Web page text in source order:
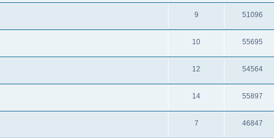
9 51096
10 55695
12 54564
14 55897
7 46847